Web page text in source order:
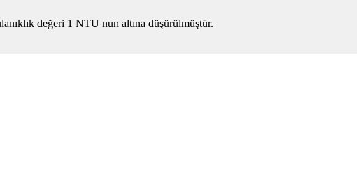
değeri 1 NTU nun altına düşürülmüştür.